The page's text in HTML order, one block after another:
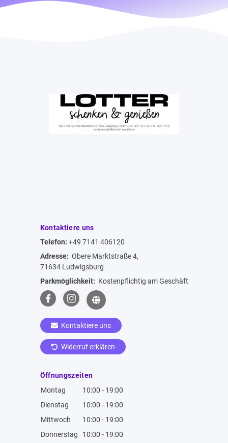
Kontaktiere uns
Telefon: +49 7141 406120
Adresse: Obere Marktstraße 4,
71634 Ludwigsburg
Parkmöglichkeit: Kostenpflichtig am Geschäft
Kontaktiere uns
Widerruf erklären
Öffnungszeiten
Montag
10:00 - 19:00
Dienstag
10:00 - 19:00
Mittwoch
10:00 - 19:00
Donnerstag
10:00 - 19:00